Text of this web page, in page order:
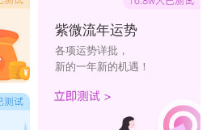
紫微流年运势
各项运势详批，
新的一年新的机遇！